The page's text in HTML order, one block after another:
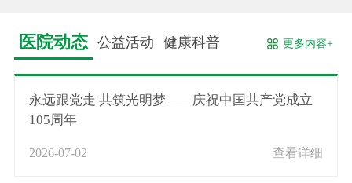
医院动态 公益活动 健康科普 更多内容+
永远跟党走 共筑光明梦——庆祝中国共产党成立
105周年
2026-07-02 查看详细